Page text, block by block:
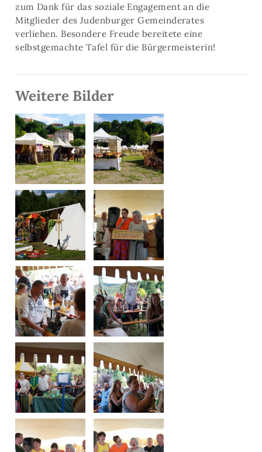
zum Dank für das soziale Engagement an die
Mitglieder des Judenburger Gemeinderates
verliehen. Besondere Freude bereitete eine
selbstgemachte Tafel für die Bürgermeisterin!
Weitere Bilder